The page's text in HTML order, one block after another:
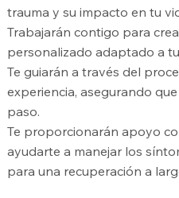
trauma y su impacto en tu
Trabajarán contigo para
personalizado adaptado a
Te guiarán a través del
experiencia, asegurando
paso.
Te proporcionarán apoyo
ayudarte a manejar los
para una recuperación a